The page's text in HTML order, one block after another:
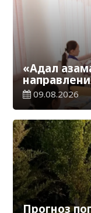
«Адал
работы в
09.08.2026
Прогноз